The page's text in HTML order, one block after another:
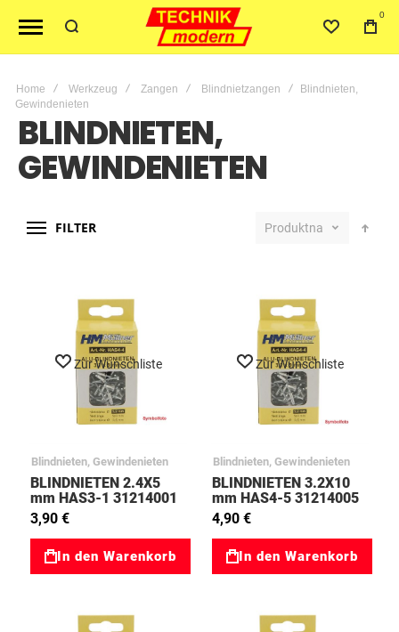
0
Home Werkzeug Zangen Blindnietzangen
Blindnieten,
Gewindenieten
BLINDNIETEN,
GEWINDENIETEN
FILTER Produktname
Zur Wunschliste
Blindnieten, Gewindenieten
BLINDNIETEN 2.4X5
mm HAS3-1 31214001
3,90 €
In den Warenkorb
Zur Wunschliste
Blindnieten, Gewindenieten
BLINDNIETEN 3.2X10
mm HAS4-5 31214005
4,90 €
In den Warenkorb